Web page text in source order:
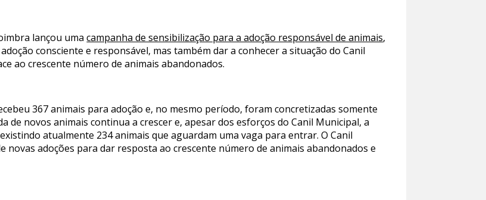
lançou umacampanha de sensibilização para a adoção responsável de animais,
consciente e responsável, mas também dar a conhecer a situação do Canil
ao crescente número de animais abandonados.
367 animais para adoção e, no mesmo período, foram concretizadas somente
de novos animais continua a crescer e, apesar dos esforços do Canil Municipal, a
atualmente 234 animais que aguardam uma vaga para entrar. O Canil
novas adoções para dar resposta ao crescente número de animais abandonados e